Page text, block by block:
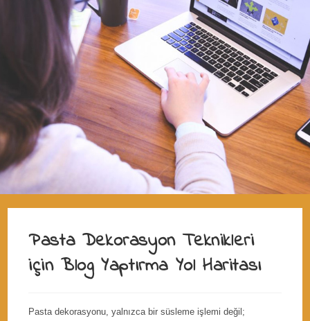
Pasta Dekorasyon Teknikleri
için Blog Yaptırma Yol Haritası
Pasta dekorasyonu, yalnızca bir süsleme işlemi değil;